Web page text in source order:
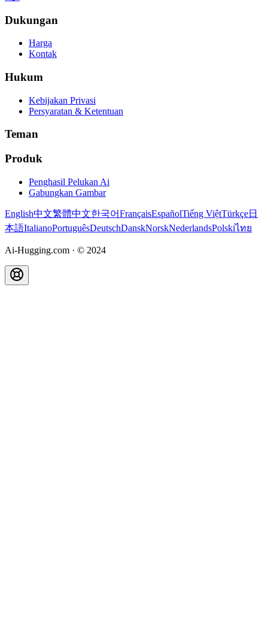
Dukungan
Harga
Kontak
Hukum
Kebijakan Privasi
Persyaratan & Ketentuan
Teman
Produk
Penghasil Pelukan Ai
Gabungkan Gambar
English中文繁體中文한국어FrançaisEspañolTiếng ViệtTürkçe日
本語ItalianoPortuguêsDeutschDanskNorskNederlandsPolskiไทย
Ai-Hugging.com · © 2024